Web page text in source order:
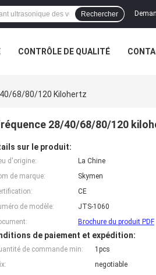
Rechercher
CONTRÔLE DE QUALITÉ
68/80/120 Kilohertz
28/40/68/80/120
sur le produit:
d'origine:
La Chine
de marque:
Skymen
CE
de modèle:
JTS-1060
Brochure du produit PDF
de paiement et expédition:
de commande min:
1pcs
negotiable